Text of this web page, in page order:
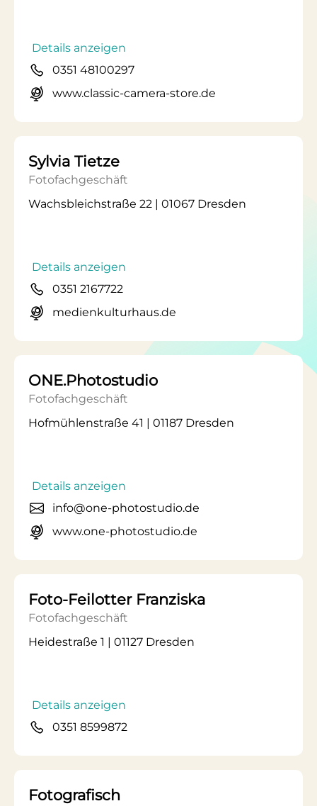
Details anzeigen
0351 48100297
www.classic-camera-store.de
Sylvia Tietze
Fotofachgeschäft
Wachsbleichstraße 22 | 01067 Dresden
Details anzeigen
0351 2167722
medienkulturhaus.de
ONE.Photostudio
Fotofachgeschäft
Hofmühlenstraße 41 | 01187 Dresden
Details anzeigen
info@one-photostudio.de
www.one-photostudio.de
Foto-Feilotter Franziska
Fotofachgeschäft
Heidestraße 1 | 01127 Dresden
Details anzeigen
0351 8599872
Fotografisch